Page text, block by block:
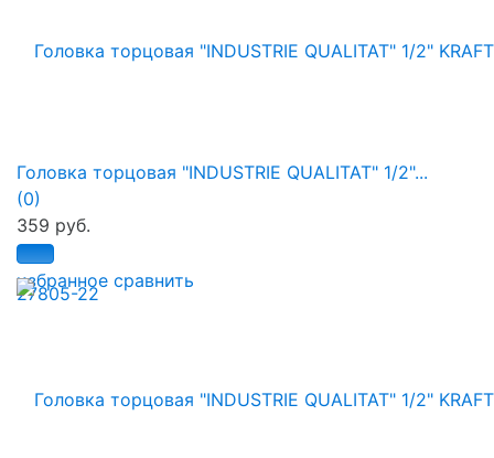
избранное сравнить
Головка торцовая "INDUSTRIE QUALITAT" 1/2"...
(0)
359 руб.